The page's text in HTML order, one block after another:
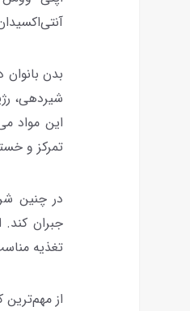
بدن
شیردهی،
این مواد
تمرکز و
در چنین
جبران
تغذیه
از